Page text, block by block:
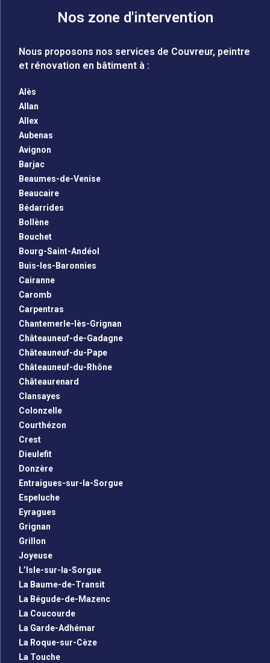
Nos zone d'intervention
Nous proposons nos services de Couvreur, peintre
et rénovation en bâtiment à :
Alès
Allan
Allex
Aubenas
Avignon
Barjac
Beaumes-de-Venise
Beaucaire
Bédarrides
Bollène
Bouchet
Bourg-Saint-Andéol
Buis-les-Baronnies
Cairanne
Caromb
Carpentras
Chantemerle-lès-Grignan
Châteauneuf-de-Gadagne
Châteauneuf-du-Pape
Châteauneuf-du-Rhône
Châteaurenard
Clansayes
Colonzelle
Courthézon
Crest
Dieulefit
Donzère
Entraigues-sur-la-Sorgue
Espeluche
Eyragues
Grignan
Grillon
Joyeuse
L’Isle-sur-la-Sorgue
La Baume-de-Transit
La Bégude-de-Mazenc
La Coucourde
La Garde-Adhémar
La Roque-sur-Cèze
La Touche